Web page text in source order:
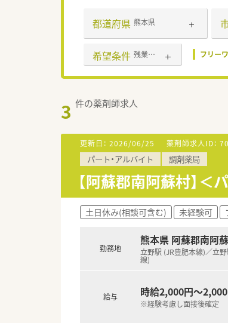
都道府県 熊本県
希望条件 残業なし(ほぼなし含む) フリー
3 件の薬剤師求人
更新日： 2026/06/25 薬剤師求人ID：
パート・アルバイト 調剤薬局
【阿蘇郡南阿蘇村】
土日休み(相談可含む) 未経験可
勤務地
熊本県 阿蘇郡南阿
立野駅 (JR豊肥本線)／立
線)
給与 時給2,000円～
※経験考慮し面接後確定